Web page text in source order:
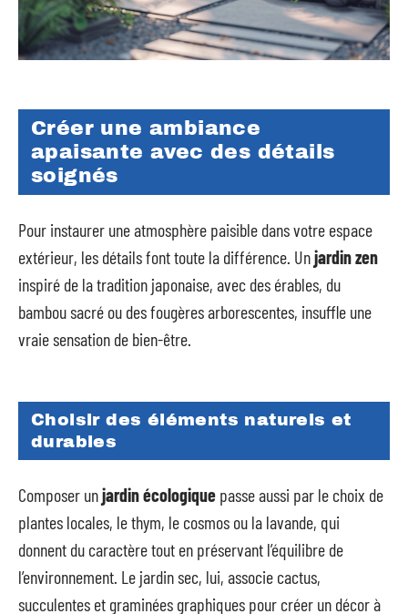
Créer une ambiance
apaisante avec des détails
soignés
Pour instaurer une atmosphère paisible dans votre espace
extérieur, les détails font toute la différence. Unjardin zen
inspiré de la tradition japonaise, avec des érables, du
bambou sacré ou des fougères arborescentes, insuffle une
vraie sensation de bien-être.
Choisir des éléments naturels et
durables
Composer unjardin écologique passe aussi par le choix de
plantes locales, le thym, le cosmos ou la lavande, qui
donnent du caractère tout en préservant l’équilibre de
l’environnement. Le jardin sec, lui, associe cactus,
succulentes et graminées graphiques pour créer un décor à